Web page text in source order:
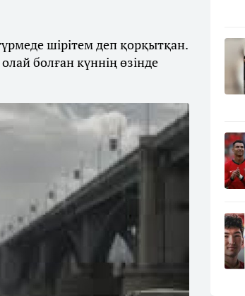
шірітем деп қорқытқан.
болған күннің өзінде